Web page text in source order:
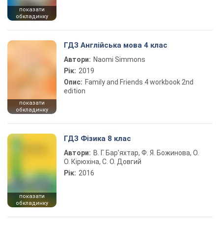
показати
обкладинку
показати
обкладинку
ГДЗ Англійська мова 4 клас
Автори: Naomi Simmons
Рік: 2019
Опис: Family and Friends 4 workbook 2nd
edition
показати
обкладинку
ГДЗ Фізика 8 клас
Автори: В. Г. Бар’яхтар, Ф. Я. Божинова, О.
О. Кірюхіна, С. О. Довгий
Рік: 2016